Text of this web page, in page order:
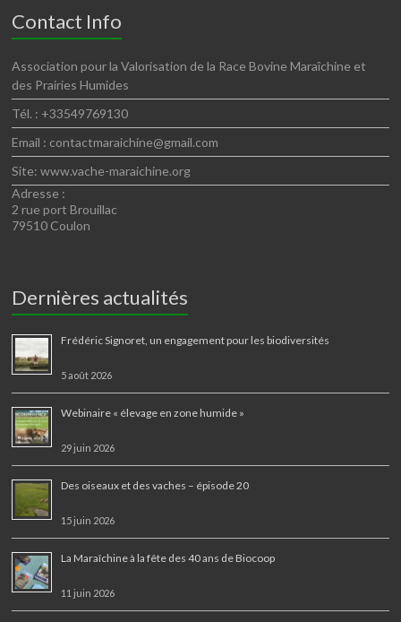
Contact Info
Association pour la Valorisation de la Race Bovine Maraîchine et
des Prairies Humides
Tél. : +33549769130
Email : contactmaraichine@gmail.com
Site: www.vache-maraichine.org
Adresse :
2 rue port Brouillac
79510 Coulon
Dernières actualités
Frédéric Signoret, un engagement pour les biodiversités
5 août 2026
Webinaire « élevage en zone humide »
29 juin 2026
Des oiseaux et des vaches – épisode 20
15 juin 2026
La Maraîchine à la fête des 40 ans de Biocoop
11 juin 2026